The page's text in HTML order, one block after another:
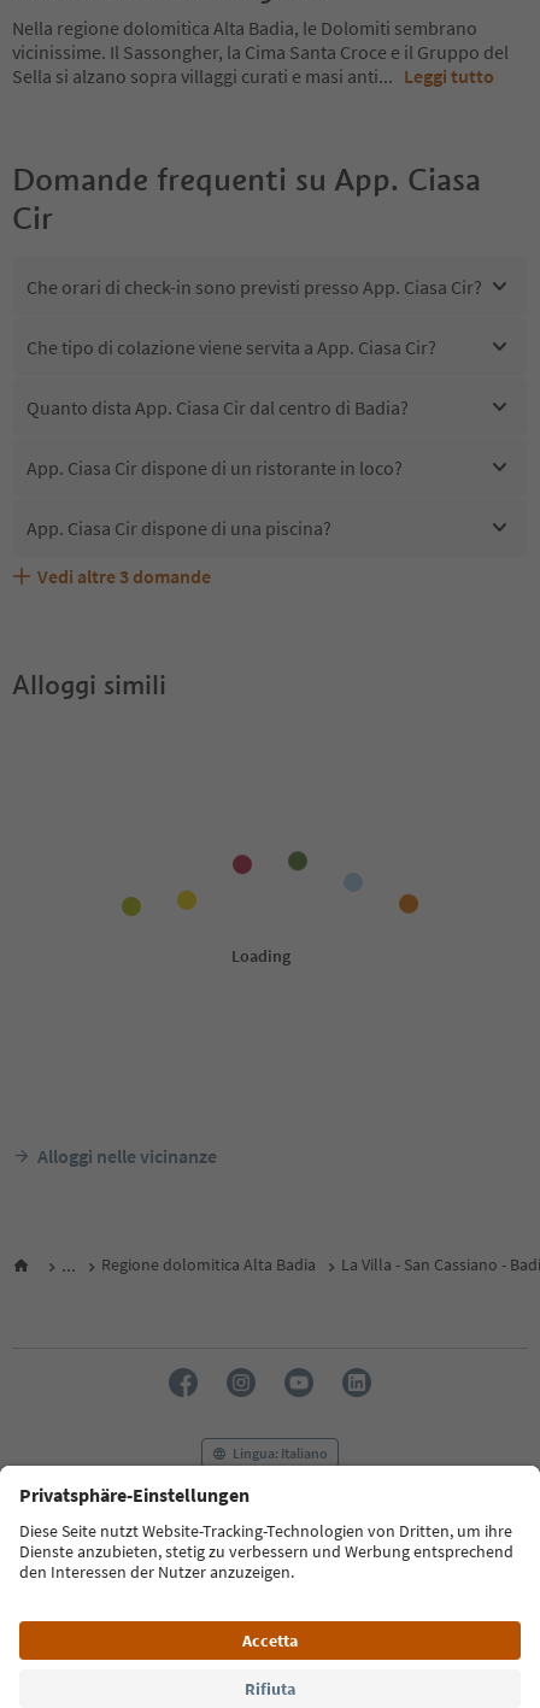
Nella regione dolomitica Alta Badia, le Dolomiti sembrano
vicinissime. Il Sassongher, la Cima Santa Croce e il Gruppo del
Sella si alzano sopra villaggi curati e masi anti... Leggi tutto
Domande frequenti su App. Ciasa
Cir
Che orari di check-in sono previsti presso App. Ciasa Cir?
Che tipo di colazione viene servita a App. Ciasa Cir?
Quanto dista App. Ciasa Cir dal centro di Badia?
App. Ciasa Cir dispone di un ristorante in loco?
App. Ciasa Cir dispone di una piscina?
App. Ciasa Cir accetta animali domestici?
Quali servizi/attività sono disponibili presso App. Ciasa
Gli ospiti di App. Ciasa Cir ricevono l'Alto Adige Guest
Vedi altre 3 domande
Alloggi simili
Alloggi nelle vicinanze
... Regione dolomitica Alta Badia La Villa - San Cassiano -
Lingua: Italiano
FAQ Contatti Press MICE
Privacy Policy
Termini e condizioni
Crediti
Cookie Policy
Alto Adige B2B